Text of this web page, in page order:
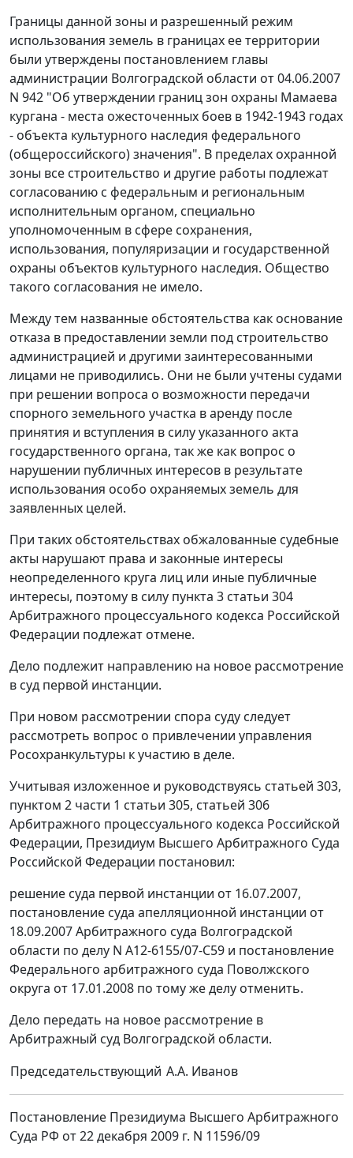
Границы данной зоны и разрешенный режим
использования земель в границах ее территории
были утверждены постановлением главы
администрации Волгоградской области от 04.06.2007
N 942 "Об утверждении границ зон охраны Мамаева
кургана - места ожесточенных боев в 1942-1943 годах
- объекта культурного наследия федерального
(общероссийского) значения". В пределах охранной
зоны все строительство и другие работы подлежат
согласованию с федеральным и региональным
исполнительным органом, специально
уполномоченным в сфере сохранения,
использования, популяризации и государственной
охраны объектов культурного наследия. Общество
такого согласования не имело.
Между тем названные обстоятельства как основание
отказа в предоставлении земли под строительство
администрацией и другими заинтересованными
лицами не приводились. Они не были учтены судами
при решении вопроса о возможности передачи
спорного земельного участка в аренду после
принятия и вступления в силу указанного акта
государственного органа, так же как вопрос о
нарушении публичных интересов в результате
использования особо охраняемых земель для
заявленных целей.
При таких обстоятельствах обжалованные судебные
акты нарушают права и законные интересы
неопределенного круга лиц или иные публичные
интересы, поэтому в силу пункта 3 статьи 304
Арбитражного процессуального кодекса Российской
Федерации подлежат отмене.
Дело подлежит направлению на новое рассмотрение
в суд первой инстанции.
При новом рассмотрении спора суду следует
рассмотреть вопрос о привлечении управления
Росохранкультуры к участию в деле.
Учитывая изложенное и руководствуясь статьей 303,
пунктом 2 части 1 статьи 305, статьей 306
Арбитражного процессуального кодекса Российской
Федерации, Президиум Высшего Арбитражного Суда
Российской Федерации постановил:
решение суда первой инстанции от 16.07.2007,
постановление суда апелляционной инстанции от
18.09.2007 Арбитражного суда Волгоградской
области по делу N А12-6155/07-С59 и постановление
Федерального арбитражного суда Поволжского
округа от 17.01.2008 по тому же делу отменить.
Дело передать на новое рассмотрение в
Арбитражный суд Волгоградской области.
Председательствующий А.А. Иванов
Постановление Президиума Высшего Арбитражного
Суда РФ от 22 декабря 2009 г. N 11596/09